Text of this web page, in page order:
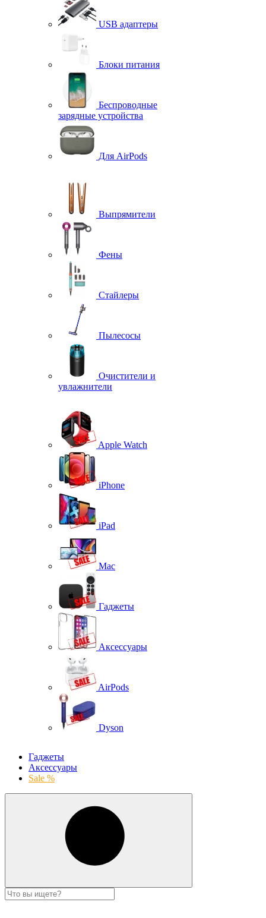
USB адаптеры
Блоки питания
Беспроводные
зарядные устройства
Для AirPods
Выпрямители
Фены
Стайлеры
Пылесосы
Очистители и
увлажнители
Apple Watch
iPhone
iPad
Mac
Гаджеты
Аксессуары
AirPods
Dyson
Гаджеты
Аксессуары
Sale %